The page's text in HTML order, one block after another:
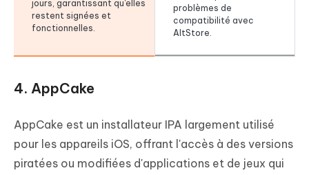
jours, garantissant qu'elles
restent signées et
fonctionnelles.
problèmes de
compatibilité avec
AltStore.
4. AppCake
AppCake est un installateur IPA largement utilisé
pour les appareils iOS, offrant l'accès à des versions
piratées ou modifiées d'applications et de jeux qui